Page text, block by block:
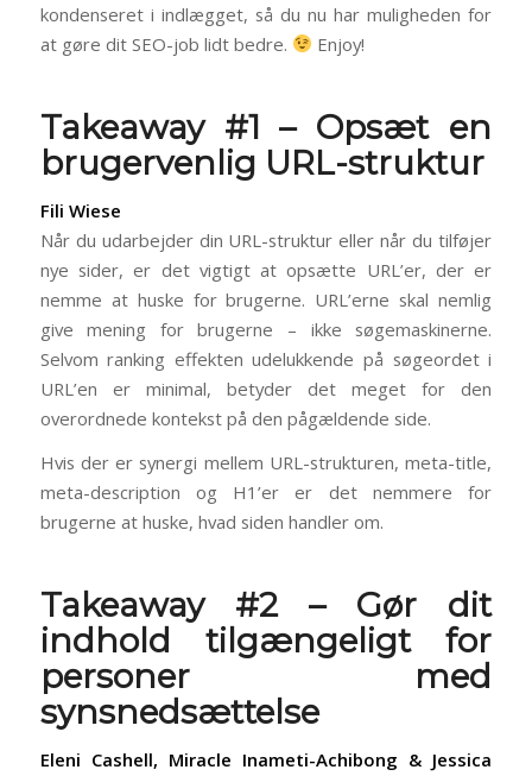
kondenseret i indlægget, så du nu har muligheden for
at gøre dit SEO-job lidt bedre.
Enjoy!
Takeaway #1 – Opsæt en
brugervenlig URL-struktur
Fili Wiese
Når du udarbejder din URL-struktur eller når du tilføjer
nye sider, er det vigtigt at opsætte URL’er, der er
nemme at huske for brugerne. URL’erne skal nemlig
give mening for brugerne – ikke søgemaskinerne.
Selvom ranking effekten udelukkende på søgeordet i
URL’en er minimal, betyder det meget for den
overordnede kontekst på den pågældende side.
Hvis der er synergi mellem URL-strukturen, meta-title,
meta-description og H1’er er det nemmere for
brugerne at huske, hvad siden handler om.
Takeaway #2 – Gør dit
indhold tilgængeligt for
personer med
synsnedsættelse
Eleni Cashell, Miracle Inameti-Achibong & Jessica